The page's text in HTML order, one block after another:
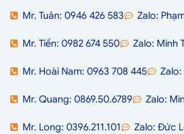
Mr. Tuân: 0946 426 583 Zalo:
Mr. Tiến: 0982 674 550 Zalo: Minh
Mr. Hoài Nam: 0963 708 445
Mr. Quang: 0869.50.6789 Zalo:
Mr. Long: 0396.211.101 Zalo: Đức